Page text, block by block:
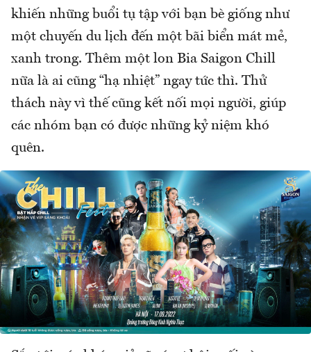
khiến những buổi tụ tập với bạn bè giống như
một chuyến du lịch đến một bãi biển mát mẻ,
xanh trong. Thêm một lon Bia Saigon Chill
nữa là ai cũng “hạ nhiệt” ngay tức thì. Thử
thách này vì thế cũng kết nối mọi người, giúp
các nhóm bạn có được những kỷ niệm khó
quên.